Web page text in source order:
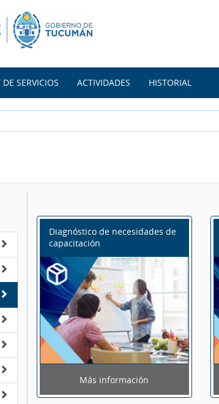
DE SERVICIOS ACTIVIDADES HISTORIAL
Diagnóstico de necesidades de
capacitación
Más información